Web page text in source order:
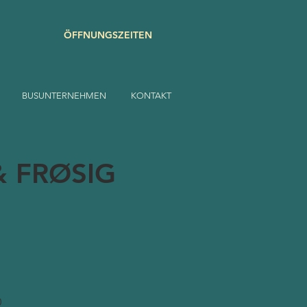
ÖFFNUNGSZEITEN
BUSUNTERNEHMEN KONTAKT
FRØSIG